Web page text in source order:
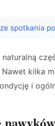
spotkania
kilka
i